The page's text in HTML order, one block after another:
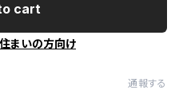
cart
まいの方向け
通報する